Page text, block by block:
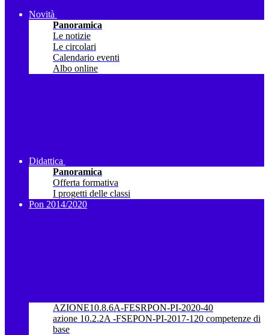
Novità
Panoramica
Le notizie
Le circolari
Calendario eventi
Albo online
Didattica
Panoramica
Offerta formativa
I progetti delle classi
Pon 2014/2020
AZIONE10.8.6A-FESRPON-PI-2020-40
azione 10.2.2A -FSEPON-PI-2017-120 competenze di
base